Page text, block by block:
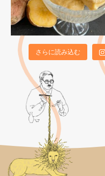
さらに読み込む